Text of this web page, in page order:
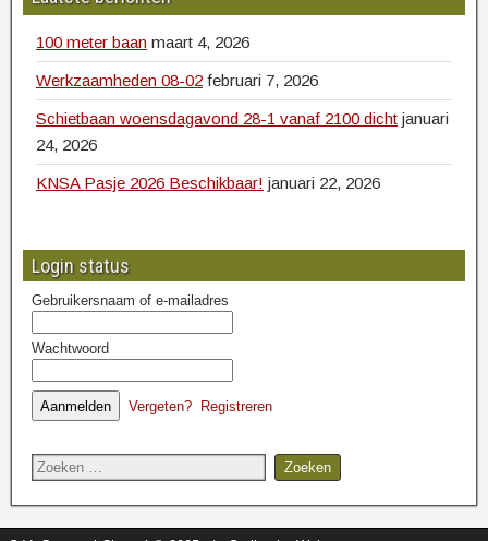
100 meter baan maart 4, 2026
Werkzaamheden 08-02 februari 7, 2026
Schietbaan woensdagavond 28-1 vanaf 2100 dicht januari
24, 2026
KNSA Pasje 2026 Beschikbaar! januari 22, 2026
Login status
Gebruikersnaam of e-mailadres
Wachtwoord
Vergeten? Registreren